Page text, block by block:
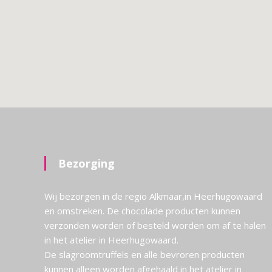
Bezorging
Wij bezorgen in de regio Alkmaar,in Heerhugowaard
en omstreken. De chocolade producten kunnen
verzonden worden of besteld worden om af te halen
in het atelier in Heerhugowaard.
De slagroomtruffels en alle bevroren producten
kunnen alleen worden afgehaald in het atelier in